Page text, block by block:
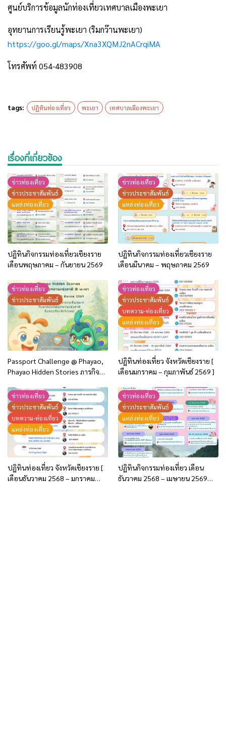
ศูนย์บริการข้อมูลนักท่องเที่ยวเทศบาลเมืองพะเยา
อุทยานการเรียนรู้พะเยา (ริมกว๊านพะเยา)
https://goo.gl/maps/Xna3XQMJ2nACrqiMA
โทรศัพท์ 054-483908
tags: ปฏิทินท่องเที่ยว พะเยา เทศบาลเมืองพะเยา
เรื่องที่เกี่ยวข้อง
ข่าวท่องเที่ยว
ข่าวประชาสัมพันธ์
แหล่งท่องเที่ยว
ปฏิทินกิจกรรมท่องเที่ยวเชียงราย
เดือนพฤษภาคม – กันยายน 2569
ข่าวท่องเที่ยว
ข่าวประชาสัมพันธ์
แหล่งท่องเที่ยว
ปฏิทินกิจกรรมท่องเที่ยวเชียงราย
เดือนมีนาคม – พฤษภาคม 2569
ข่าวท่องเที่ยว
ข่าวประชาสัมพันธ์
Passport Challenge @ Phayao,
Phayao Hidden Stories ภารกิจ
ข่าวท่องเที่ยว
ข่าวประชาสัมพันธ์
บทความ-ท่องเที่ยว
แหล่งท่องเที่ยว
ปฏิทินท่องเที่ยว จังหวัดเชียงราย [
เดือนมกราคม – กุมภาพันธ์ 2569 ]
ข่าวท่องเที่ยว
ข่าวประชาสัมพันธ์
บทความ-ท่องเที่ยว
แหล่งท่องเที่ยว
ปฏิทินท่องเที่ยว จังหวัดเชียงราย [
เดือนธันวาคม 2568 – มกราคม
ข่าวท่องเที่ยว
ข่าวประชาสัมพันธ์
แหล่งท่องเที่ยว
ปฏิทินกิจกรรมท่องเที่ยว เดือน
ธันวาคม 2568 – เมษายน 2569